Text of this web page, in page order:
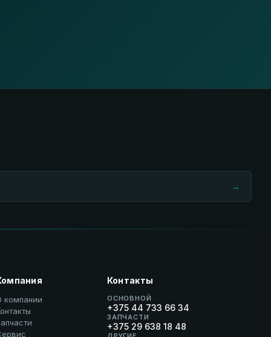
→
компании
Контакты
ОСНОВНОЙ
+375 44 733 66 34
ЗАПЧАСТИ
+375 29 638 18 48